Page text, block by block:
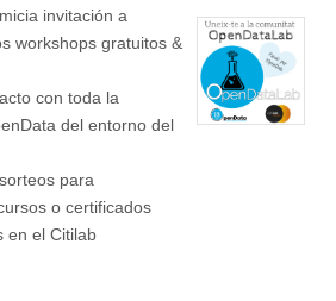
invitación a
workshops gratuitos &
con toda la
del entorno del
para
o certificados
en el Citilab